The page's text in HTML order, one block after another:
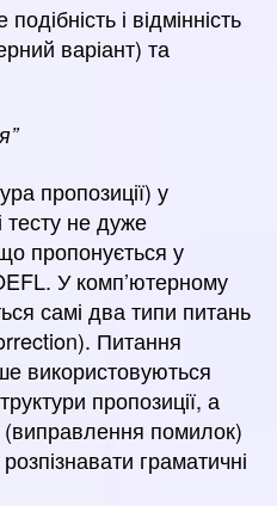
і відмінність
варіант) та
пропозиції) у
тесту не дуже
пропонується у
У комп’ютерному
самі два типи питань
Питання
використовуються
пропозиції, а
помилок)
граматичні